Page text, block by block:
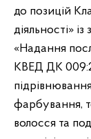
до позицій
діяльності»
«Надання
КВЕД ДК
фарбування,
волосся та